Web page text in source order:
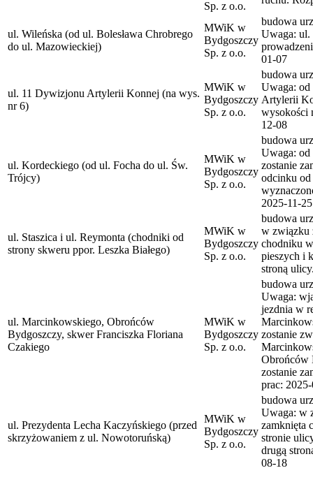
Sp. z o.o.
ul. Wileńska (od ul. Bolesława Chrobrego
do ul. Mazowieckiej)
MWiK w
Bydgoszczy
Sp. z o.o.
budowa
Uwaga: ul.
01-07
ul. 11 Dywizjonu Artylerii Konnej (na wys.
nr 6)
MWiK w
Bydgoszczy
Sp. z o.o.
budowa
Uwaga:
Artylerii
wysokości
12-08
ul. Kordeckiego (od ul. Focha do ul. Św.
Trójcy)
MWiK w
Bydgoszczy
Sp. z o.o.
budowa
Uwaga: od
zostanie
odcinku
2025-11-25
ul. Staszica i ul. Reymonta (chodniki od
strony skweru ppor. Leszka Białego)
MWiK w
Bydgoszczy
Sp. z o.o.
budowa
w związku
chodniku
pieszych i
stroną
ul. Marcinkowskiego, Obrońców
Bydgoszczy, skwer Franciszka Floriana
Czakiego
MWiK w
Bydgoszczy
Sp. z o.o.
budowa
Uwaga:
jezdnia w
zostanie
Obrońców
zostanie
prac:
ul. Prezydenta Lecha Kaczyńskiego (przed
skrzyżowaniem z ul. Nowotoruńską)
MWiK w
Bydgoszczy
Sp. z o.o.
budowa
Uwaga: w
zamknięta
stronie
drugą
08-18